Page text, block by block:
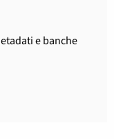
e banche